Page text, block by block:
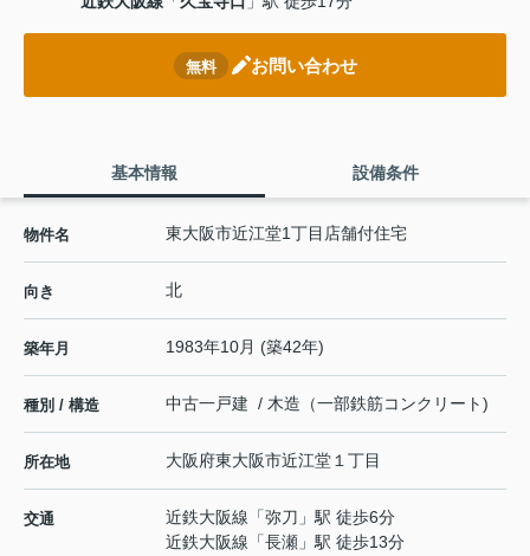
無料 お問い合わせ
基本情報 設備条件
物件名 東大阪市近江堂1丁目店舗付住宅
向き 北
築年月 1983年10月 (築42年)
種別 / 構造 中古一戸建 / 木造（一部鉄筋コンクリート)
所在地 大阪府東大阪市近江堂 １丁目
交通 近鉄大阪線 「弥刀 」駅 徒歩6分
近鉄大阪線 「長瀬 」駅 徒歩13分